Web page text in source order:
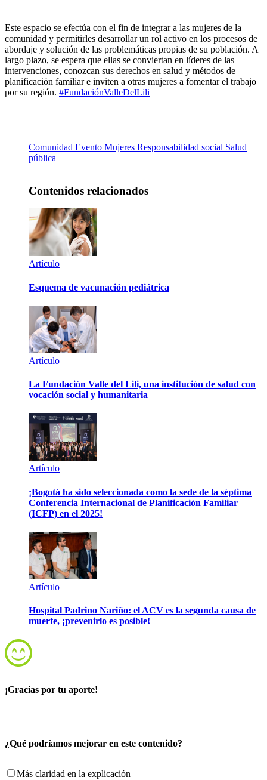
Este espacio se efectúa con el fin de integrar a las mujeres de la
comunidad y permitirles desarrollar un rol activo en los procesos de
abordaje y solución de las problemáticas propias de su población. A
largo plazo, se espera que ellas se conviertan en líderes de las
intervenciones, conozcan sus derechos en salud y métodos de
planificación familiar e inviten a otras mujeres a fomentar el trabajo
por su región. #FundaciónValleDelLili
Comunidad Evento Mujeres Responsabilidad social Salud
pública
Contenidos relacionados
Artículo
Esquema de vacunación pediátrica
Artículo
La Fundación Valle del Lili, una institución de salud con
vocación social y humanitaria
Artículo
¡Bogotá ha sido seleccionada como la sede de la séptima
Conferencia Internacional de Planificación Familiar
(ICFP) en el 2025!
Artículo
Hospital Padrino Nariño: el ACV es la segunda causa de
muerte, ¡prevenirlo es posible!
¡Gracias por tu aporte!
¿Qué podríamos mejorar en este contenido?
Más claridad en la explicación